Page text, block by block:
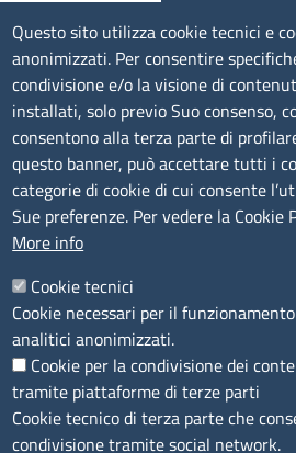
TRASPARENZA
Albo Online
Amministrazione trasparente
Bandi e concorsi
Segnalazioni Whistleblowing
Accessibilità
IBAN e pagamenti informatici
Informative privacy e cookie
Verifiche PA
Attuazione misure PNRR
Modulistica
Questo sito utilizza cookie tecnici e
anonimizzati. Per consentire
condivisione e/o la visione di
installati, solo previo Suo consenso,
consentono alla terza parte di
questo banner, può accettare tutti i
categorie di cookie di cui consente
Sue preferenze. Per vedere la Cookie
More info
Cookie tecnici
Cookie necessari per il
analitici anonimizzati.
Cookie per la condivisione dei
tramite piattaforme di terze parti
Cookie tecnico di terza parte che
condivisione tramite social network.